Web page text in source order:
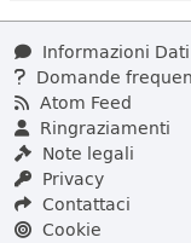
Informazioni
Domande
Atom Feed
Ringraziamenti
Note legali
Privacy
Contattaci
Cookie